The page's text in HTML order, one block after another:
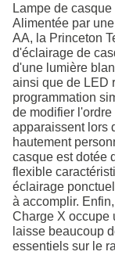
Lampe de
Alimentée par
AA, la Princeton
d'éclairage de
d'une lumière
ainsi que de LED
programmation
de modifier
apparaissent lors
hautement
casque est dotée
flexible
éclairage
à accomplir.
Charge X occupe
laisse beaucoup
essentiels sur le